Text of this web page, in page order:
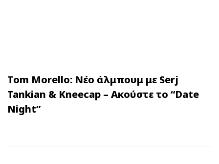
Tom Morello: Νέο άλμπουμ με Serj
Tankian & Kneecap – Ακούστε το “Date
Night”